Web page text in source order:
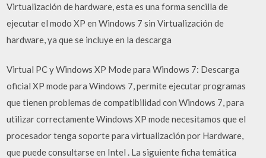
Virtualización de hardware, esta es una forma sencilla de
ejecutar el modo XP en Windows 7 sin Virtualización de
hardware, ya que se incluye en la descarga
Virtual PC y Windows XP Mode para Windows 7: Descarga
oficial XP mode para Windows 7, permite ejecutar programas
que tienen problemas de compatibilidad con Windows 7, para
utilizar correctamente Windows XP mode necesitamos que el
procesador tenga soporte para virtualización por Hardware,
que puede consultarse en Intel . La siguiente ficha temática